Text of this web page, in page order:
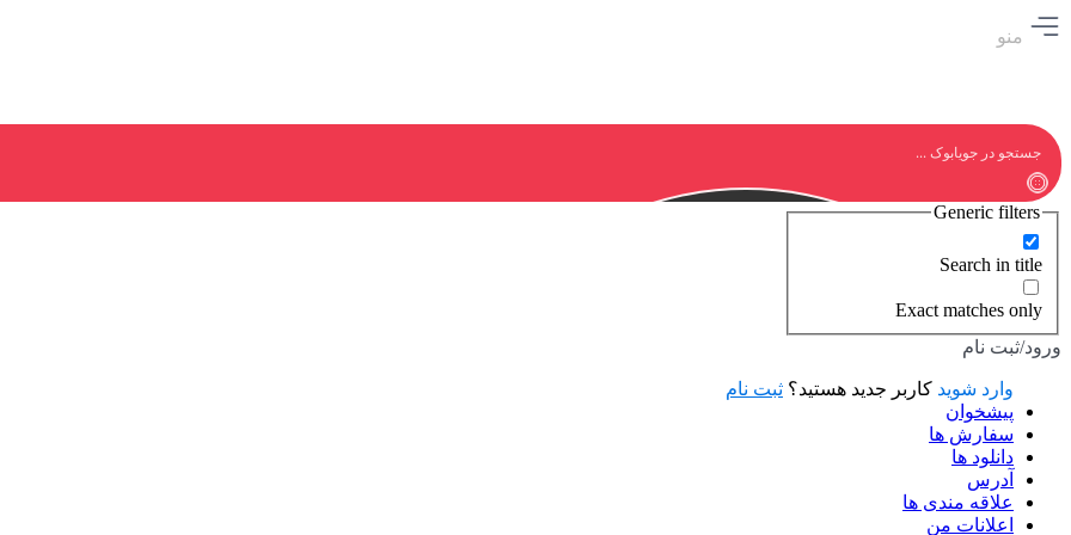
منو
Generic filters
Search in title
Exact matches only
ورود/ثبت نام
وارد شوید کاربر جدید هستید؟ ثبت نام
پیشخوان
سفارش ها
دانلود ها
آدرس
علاقه مندی ها
اعلانات من